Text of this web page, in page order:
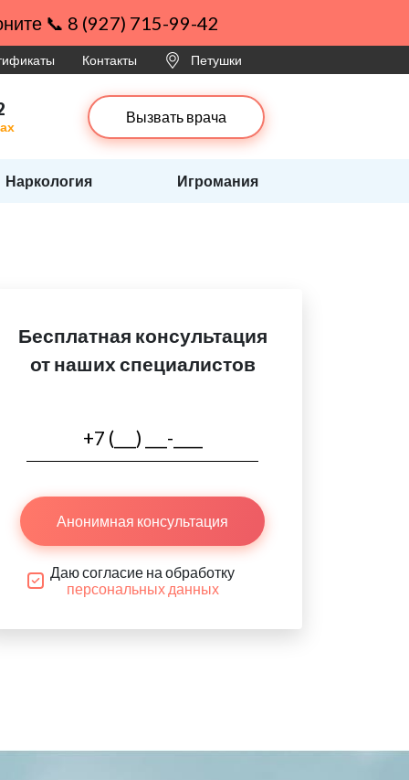
📞 8 (927) 715-99-42
Контакты Петушки
Вызвать врача
Наркология Игромания
Бесплатная консультация
от наших специалистов
Анонимная консультация
Даю согласие на обработку
персональных данных